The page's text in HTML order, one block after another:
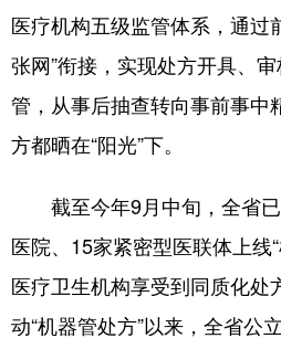
医疗机构五级监管体系，通过
张网”衔接，实现处方开具、
管，从事后抽查转向事前事中
方都晒在“阳光”下。
截至今年9月中旬，全省已
医院、15家紧密型医联体上线
医疗卫生机构享受到同质化处
动“机器管处方”以来，全省公